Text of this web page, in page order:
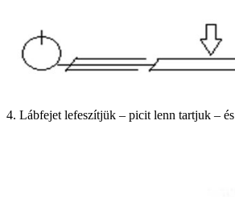
4. Lábfejet lefeszítjük – picit lenn tartjuk –